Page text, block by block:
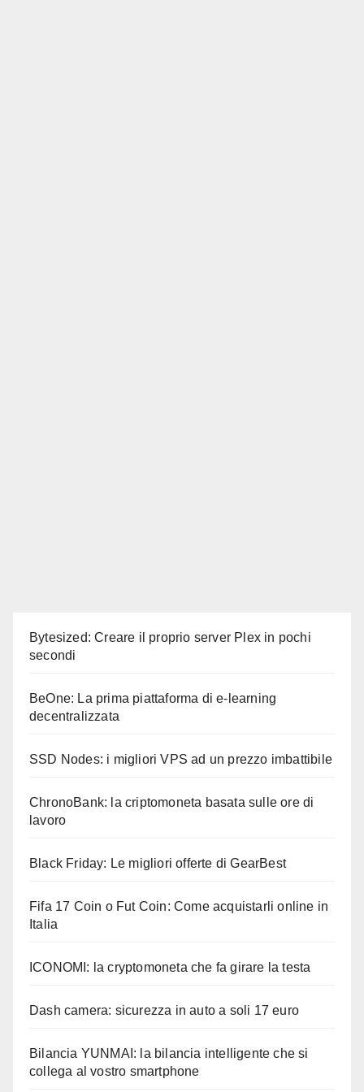
Bytesized: Creare il proprio server Plex in pochi
secondi
BeOne: La prima piattaforma di e-learning
decentralizzata
SSD Nodes: i migliori VPS ad un prezzo imbattibile
ChronoBank: la criptomoneta basata sulle ore di
lavoro
Black Friday: Le migliori offerte di GearBest
Fifa 17 Coin o Fut Coin: Come acquistarli online in
Italia
ICONOMI: la cryptomoneta che fa girare la testa
Dash camera: sicurezza in auto a soli 17 euro
Bilancia YUNMAI: la bilancia intelligente che si
collega al vostro smartphone